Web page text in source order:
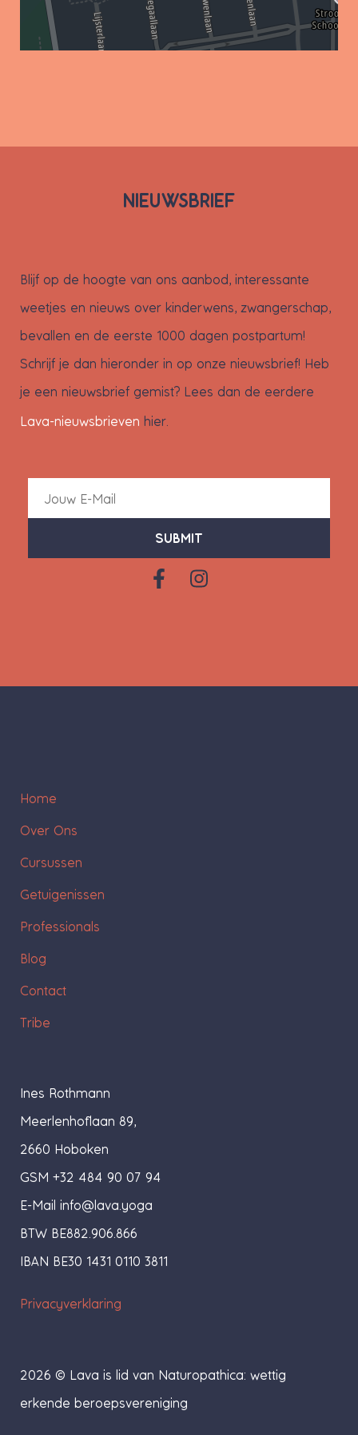
NIEUWSBRIEF
Blijf op de hoogte van ons aanbod, interessante
weetjes en nieuws over kinderwens, zwangerschap,
bevallen en de eerste 1000 dagen postpartum!
Schrijf je dan hieronder in op onze nieuwsbrief! Heb
je een nieuwsbrief gemist? Lees dan de eerdere
Lava-nieuwsbrieven hier.
SUBMIT
Home
Over Ons
Cursussen
Getuigenissen
Professionals
Blog
Contact
Tribe
Ines Rothmann
Meerlenhoflaan 89,
2660 Hoboken
GSM +32 484 90 07 94
E-Mail info@lava.yoga
BTW BE882.906.866
IBAN BE30 1431 0110 3811
Privacyverklaring
2026 © Lava is lid van Naturopathica: wettig
erkende beroepsvereniging